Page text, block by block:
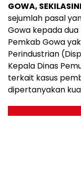
GOWA,
sejumlah pasal
Gowa kepada
Pemkab Gowa
Perindustrian
Kepala Dinas
terkait kasus
dipertanyakan